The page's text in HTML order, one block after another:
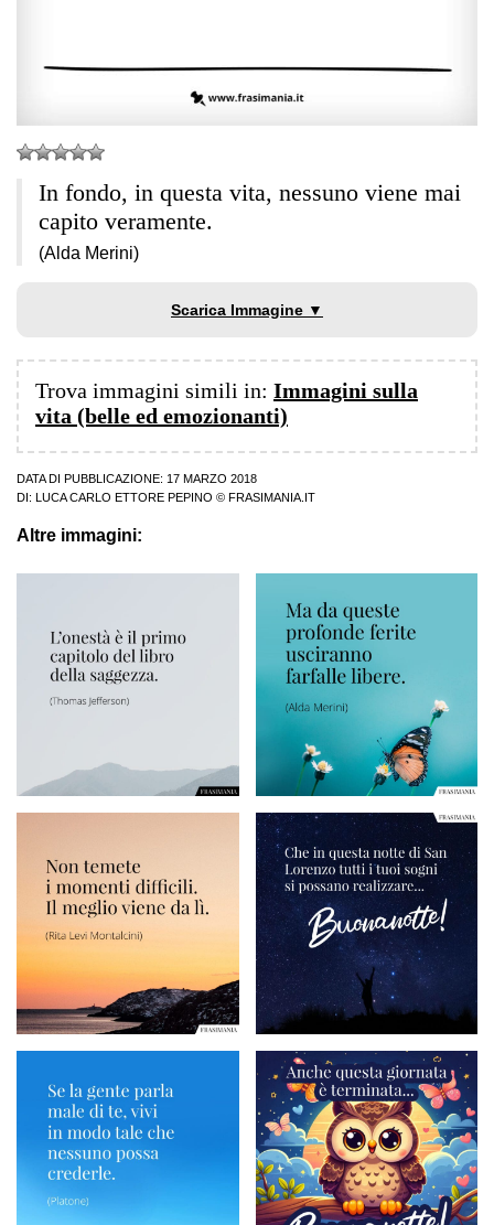
In fondo, in questa vita, nessuno viene mai
capito veramente.
(Alda Merini)
Scarica Immagine ▼
Trova immagini simili in: Immagini sulla
vita (belle ed emozionanti)
DATA DI PUBBLICAZIONE: 17 MARZO 2018
DI:
LUCA CARLO ETTORE PEPINO © FRASIMANIA.IT
Altre immagini: